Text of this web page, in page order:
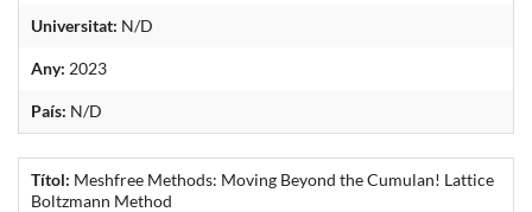
Universitat: N/D
Any: 2023
País: N/D
Títol: Meshfree Methods: Moving Beyond the Cumulan! Lattice
Boltzmann Method